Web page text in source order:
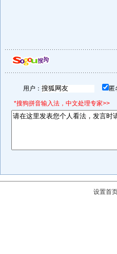
用户：
*搜狗拼音输入法，中文处理专家>>
设置首